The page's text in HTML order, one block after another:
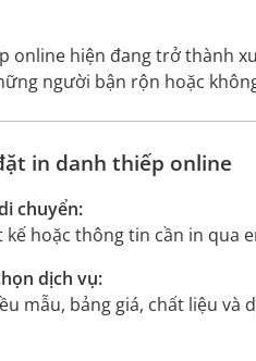
online hiện đang trở thành
người bận rộn hoặc
in danh thiếp online
chuyển:
kế hoặc thông tin cần in qua
dịch vụ:
mẫu, bảng giá, chất liệu